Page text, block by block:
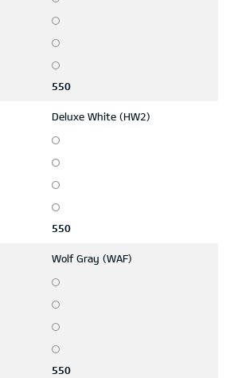
550
Deluxe White (HW2)
550
Wolf Gray (WAF)
550